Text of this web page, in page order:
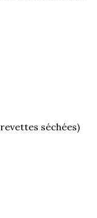
séchées)